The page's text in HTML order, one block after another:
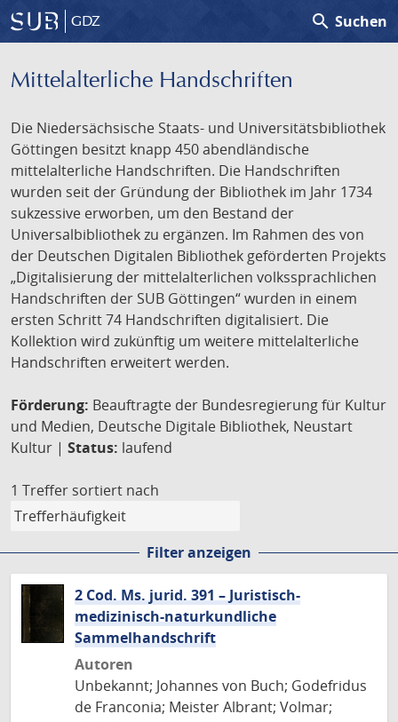
GDZ search Suchen
Mittelalterliche Handschriften
Die Niedersächsische Staats- und Universitätsbibliothek
Göttingen besitzt knapp 450 abendländische
mittelalterliche Handschriften. Die Handschriften
wurden seit der Gründung der Bibliothek im Jahr 1734
sukzessive erworben, um den Bestand der
Universalbibliothek zu ergänzen. Im Rahmen des von
der Deutschen Digitalen Bibliothek geförderten Projekts
„Digitalisierung der mittelalterlichen volkssprachlichen
Handschriften der SUB Göttingen“ wurden in einem
ersten Schritt 74 Handschriften digitalisiert. Die
Kollektion wird zukünftig um weitere mittelalterliche
Handschriften erweitert werden.
Förderung: Beauftragte der Bundesregierung für Kultur
und Medien, Deutsche Digitale Bibliothek, Neustart
Kultur | Status: laufend
1 Treffer sortiert nach
Filter anzeigen
2 Cod. Ms. jurid. 391 – Juristisch-
medizinisch-naturkundliche
Sammelhandschrift
Autoren
Unbekannt; Johannes von Buch; Godefridus
de Franconia; Meister Albrant; Volmar;